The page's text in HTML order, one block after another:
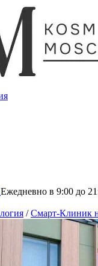
Ежедневно в 9:00 до
/Смарт-Клиник